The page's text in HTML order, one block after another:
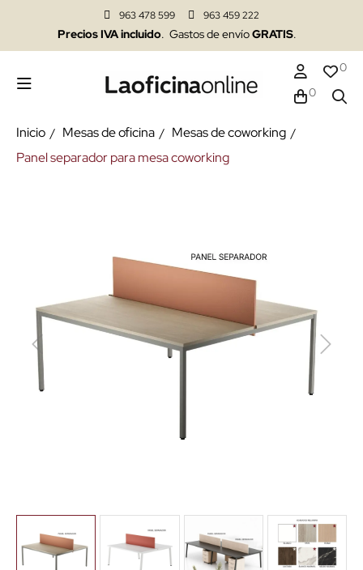
963 478 599 963 459 222
Precios IVA incluido. Gastos de envíoGRATIS.
0
0
Inicio Mesas de oficina
Mesas de coworking
Panel separador para mesa coworking